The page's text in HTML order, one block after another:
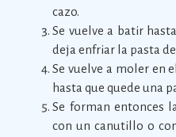
cazo.
Se vuelve a batir
deja enfriar la pasta
Se vuelve a moler en
hasta que quede una
Se forman entonces
con un canutillo o